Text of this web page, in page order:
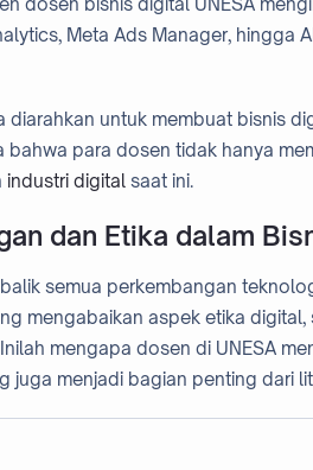
Meta Ads Manager, hingga
diarahkan untuk membuat bisnis
bahwa para dosen tidak hanya
industri digital saat ini.
dan Etika dalam
balik semua perkembangan
mengabaikan aspek etika
mengapa dosen di UNESA
juga menjadi bagian penting dari